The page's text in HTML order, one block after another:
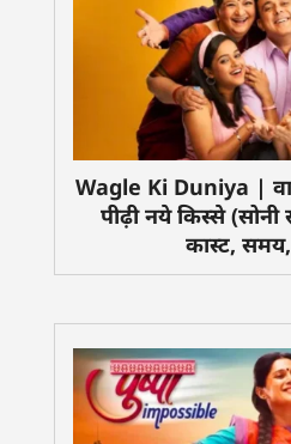
Wagle Ki Duniya |
पीढ़ी नये किस्से (सोनी
कास्ट,